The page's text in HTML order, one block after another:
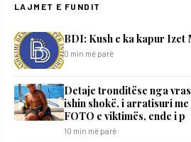
LAJMET E FUNDIT
BDI: Kush e ka kapur Izet
0 min më parë
Detaje tronditëse nga
ishin shokë, i arratisuri
FOTO e viktimës, ende i p
10 min më parë